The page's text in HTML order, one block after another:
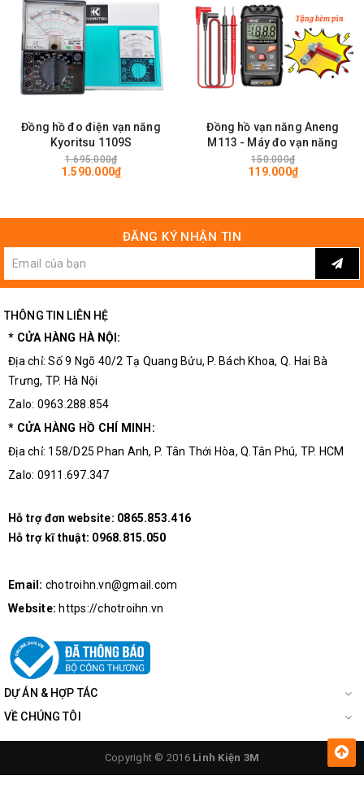
Hướng Dẫn Sử Dụng:
Các loại pin được sử dụng để đo:
Pin 1.5V: AAA, HP16, MN2400, R03, AA, HP7,
D, HP2, MN1300, SP2, R20, UM1
Pin 9V: PP3, MN1604, 6F22, 006P
Đối với Pin 1.5V thường và 9V: Chúng ta đọc dải màu ở
trên
Đối với pin cúc 1.5V: Chúng ta đọc dải màu ở dưới
BT168
Đồng hồ đo điện vạn năng
Kyoritsu 1109S
1.695.000₫
1.590.000₫
Đồng hồ vạn năng Aneng
M113 - Máy đo vạn năng
150.000₫
119.000₫
ĐĂNG KÝ NHẬN TIN
THÔNG TIN LIÊN HỆ
* CỬA HÀNG HÀ NỘI:
Địa chỉ: Số 9 Ngõ 40/2 Tạ Quang Bửu, P. Bách Khoa, Q. Hai Bà
Trưng, TP. Hà Nội
Zalo: 0963.288.854
* CỬA HÀNG HỒ CHÍ MINH:
Địa chỉ: 158/D25 Phan Anh, P. Tân Thới Hòa, Q.Tân Phú, TP. HCM
Zalo: 0911.697.347
Hỗ trợ đơn website: 0865.853.416
Hỗ trợ kĩ thuật: 0968.815.050
Email: chotroihn.vn@gmail.com
Website: https://chotroihn.vn
DỰ ÁN & HỢP TÁC
VỀ CHÚNG TÔI
Copyright © 2016 Linh Kiện 3M